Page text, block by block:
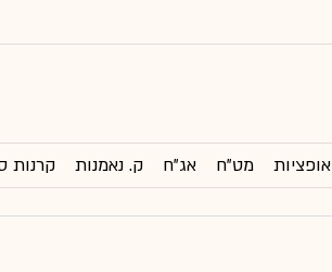
אופציות מט"ח אג"ח ק. נאמנות קרנות